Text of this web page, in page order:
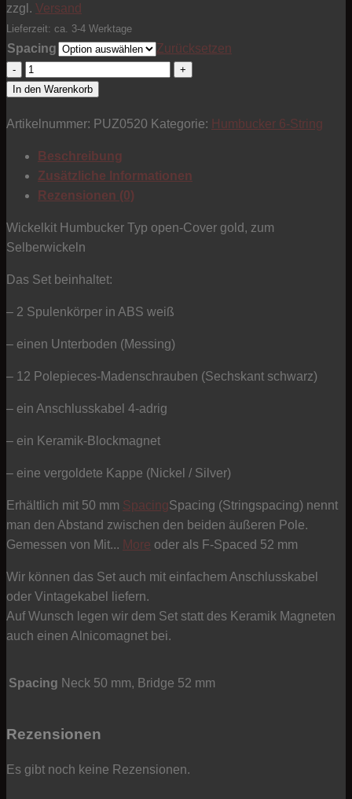
zzgl. Versand
Lieferzeit: ca. 3-4 Werktage
Spacing
Zurücksetzen
Wickelkit
-
-
Typ
open-
Cover
gold
Keramik
Menge
In den Warenkorb
Artikelnummer: PUZ0520 Kategorie: Humbucker 6-String
Beschreibung
Zusätzliche Informationen
Rezensionen (0)
Wickelkit Humbucker Typ open-Cover gold, zum
Selberwickeln
Das Set beinhaltet:
– 2 Spulenkörper in ABS weiß
– einen Unterboden (Messing)
– 12 Polepieces-Madenschrauben (Sechskant schwarz)
– ein Anschlusskabel 4-adrig
– ein Keramik-Blockmagnet
– eine vergoldete Kappe (Nickel / Silver)
Erhältlich mit 50 mm SpacingSpacing (Stringspacing) nennt
man den Abstand zwischen den beiden äußeren Pole.
Gemessen von Mit... More oder als F-Spaced 52 mm
Wir können das Set auch mit einfachem Anschlusskabel
oder Vintagekabel liefern.
Auf Wunsch legen wir dem Set statt des Keramik Magneten
auch einen Alnicomagnet bei.
Spacing Neck 50 mm, Bridge 52 mm
Rezensionen
Es gibt noch keine Rezensionen.